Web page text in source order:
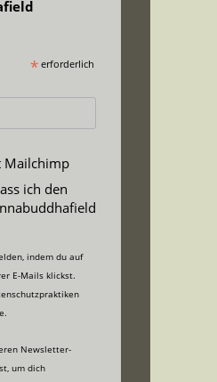
*erforderlich
Mailchimp
ich den
indem du auf
E-Mails klickst.
Newsletter-
um dich